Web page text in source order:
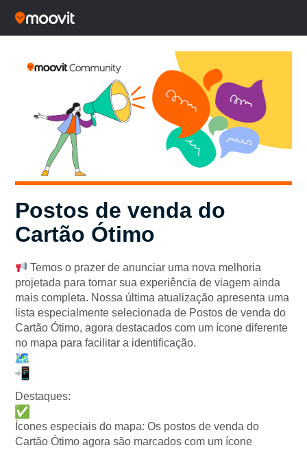
Postos de venda do
Cartão Ótimo
Temos o prazer de anunciar uma nova melhoria
projetada para tornar sua experiência de viagem ainda
mais completa. Nossa última atualização apresenta uma
lista especialmente selecionada de Postos de venda do
Cartão Ótimo, agora destacados com um ícone diferente
no mapa para facilitar a identificação.
Destaques:
Ícones especiais do mapa: Os postos de venda do
Cartão Ótimo agora são marcados com um ícone